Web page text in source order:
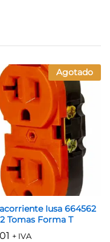
Agotado
Iusa 664562
Tomas Forma T
+ IVA